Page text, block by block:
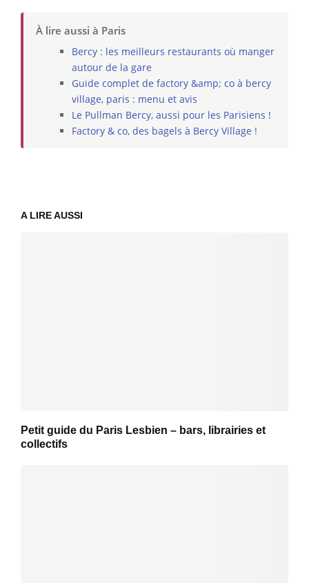
À lire aussi à Paris
Bercy : les meilleurs restaurants où manger
autour de la gare
Guide complet de factory &amp; co à bercy
village, paris : menu et avis
Le Pullman Bercy, aussi pour les Parisiens !
Factory & co, des bagels à Bercy Village !
A LIRE AUSSI
Petit guide du Paris Lesbien – bars, librairies et
collectifs